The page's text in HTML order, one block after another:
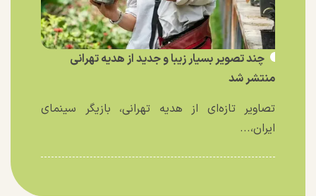
چند تصویر بسیار زیبا و جدید از هدیه تهرانی
منتشر شد
تصاویر تازه‌ای از هدیه تهرانی، بازیگر سینمای
ایران،...